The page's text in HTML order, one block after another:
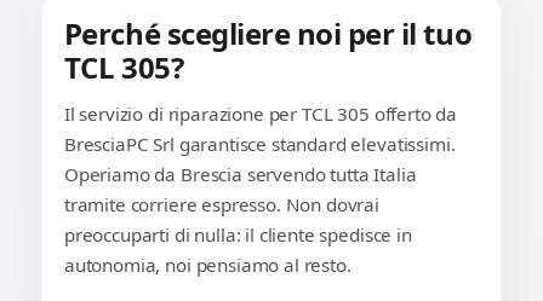
Perché scegliere noi per il tuo
TCL 305?
Il servizio di riparazione per TCL 305 offerto da
BresciaPC Srl garantisce standard elevatissimi.
Operiamo da Brescia servendo tutta Italia
tramite corriere espresso. Non dovrai
preoccuparti di nulla: il cliente spedisce in
autonomia, noi pensiamo al resto.